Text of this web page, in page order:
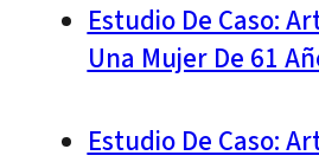
Estudio De Caso:
Una Mujer De 61
Estudio De Caso: